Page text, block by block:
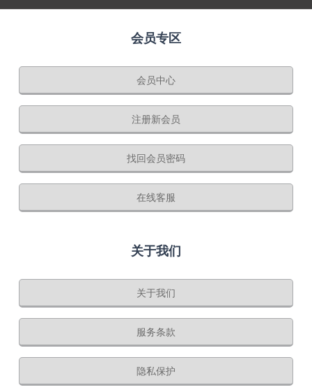
会员专区
会员中心
注册新会员
找回会员密码
在线客服
关于我们
关于我们
服务条款
隐私保护